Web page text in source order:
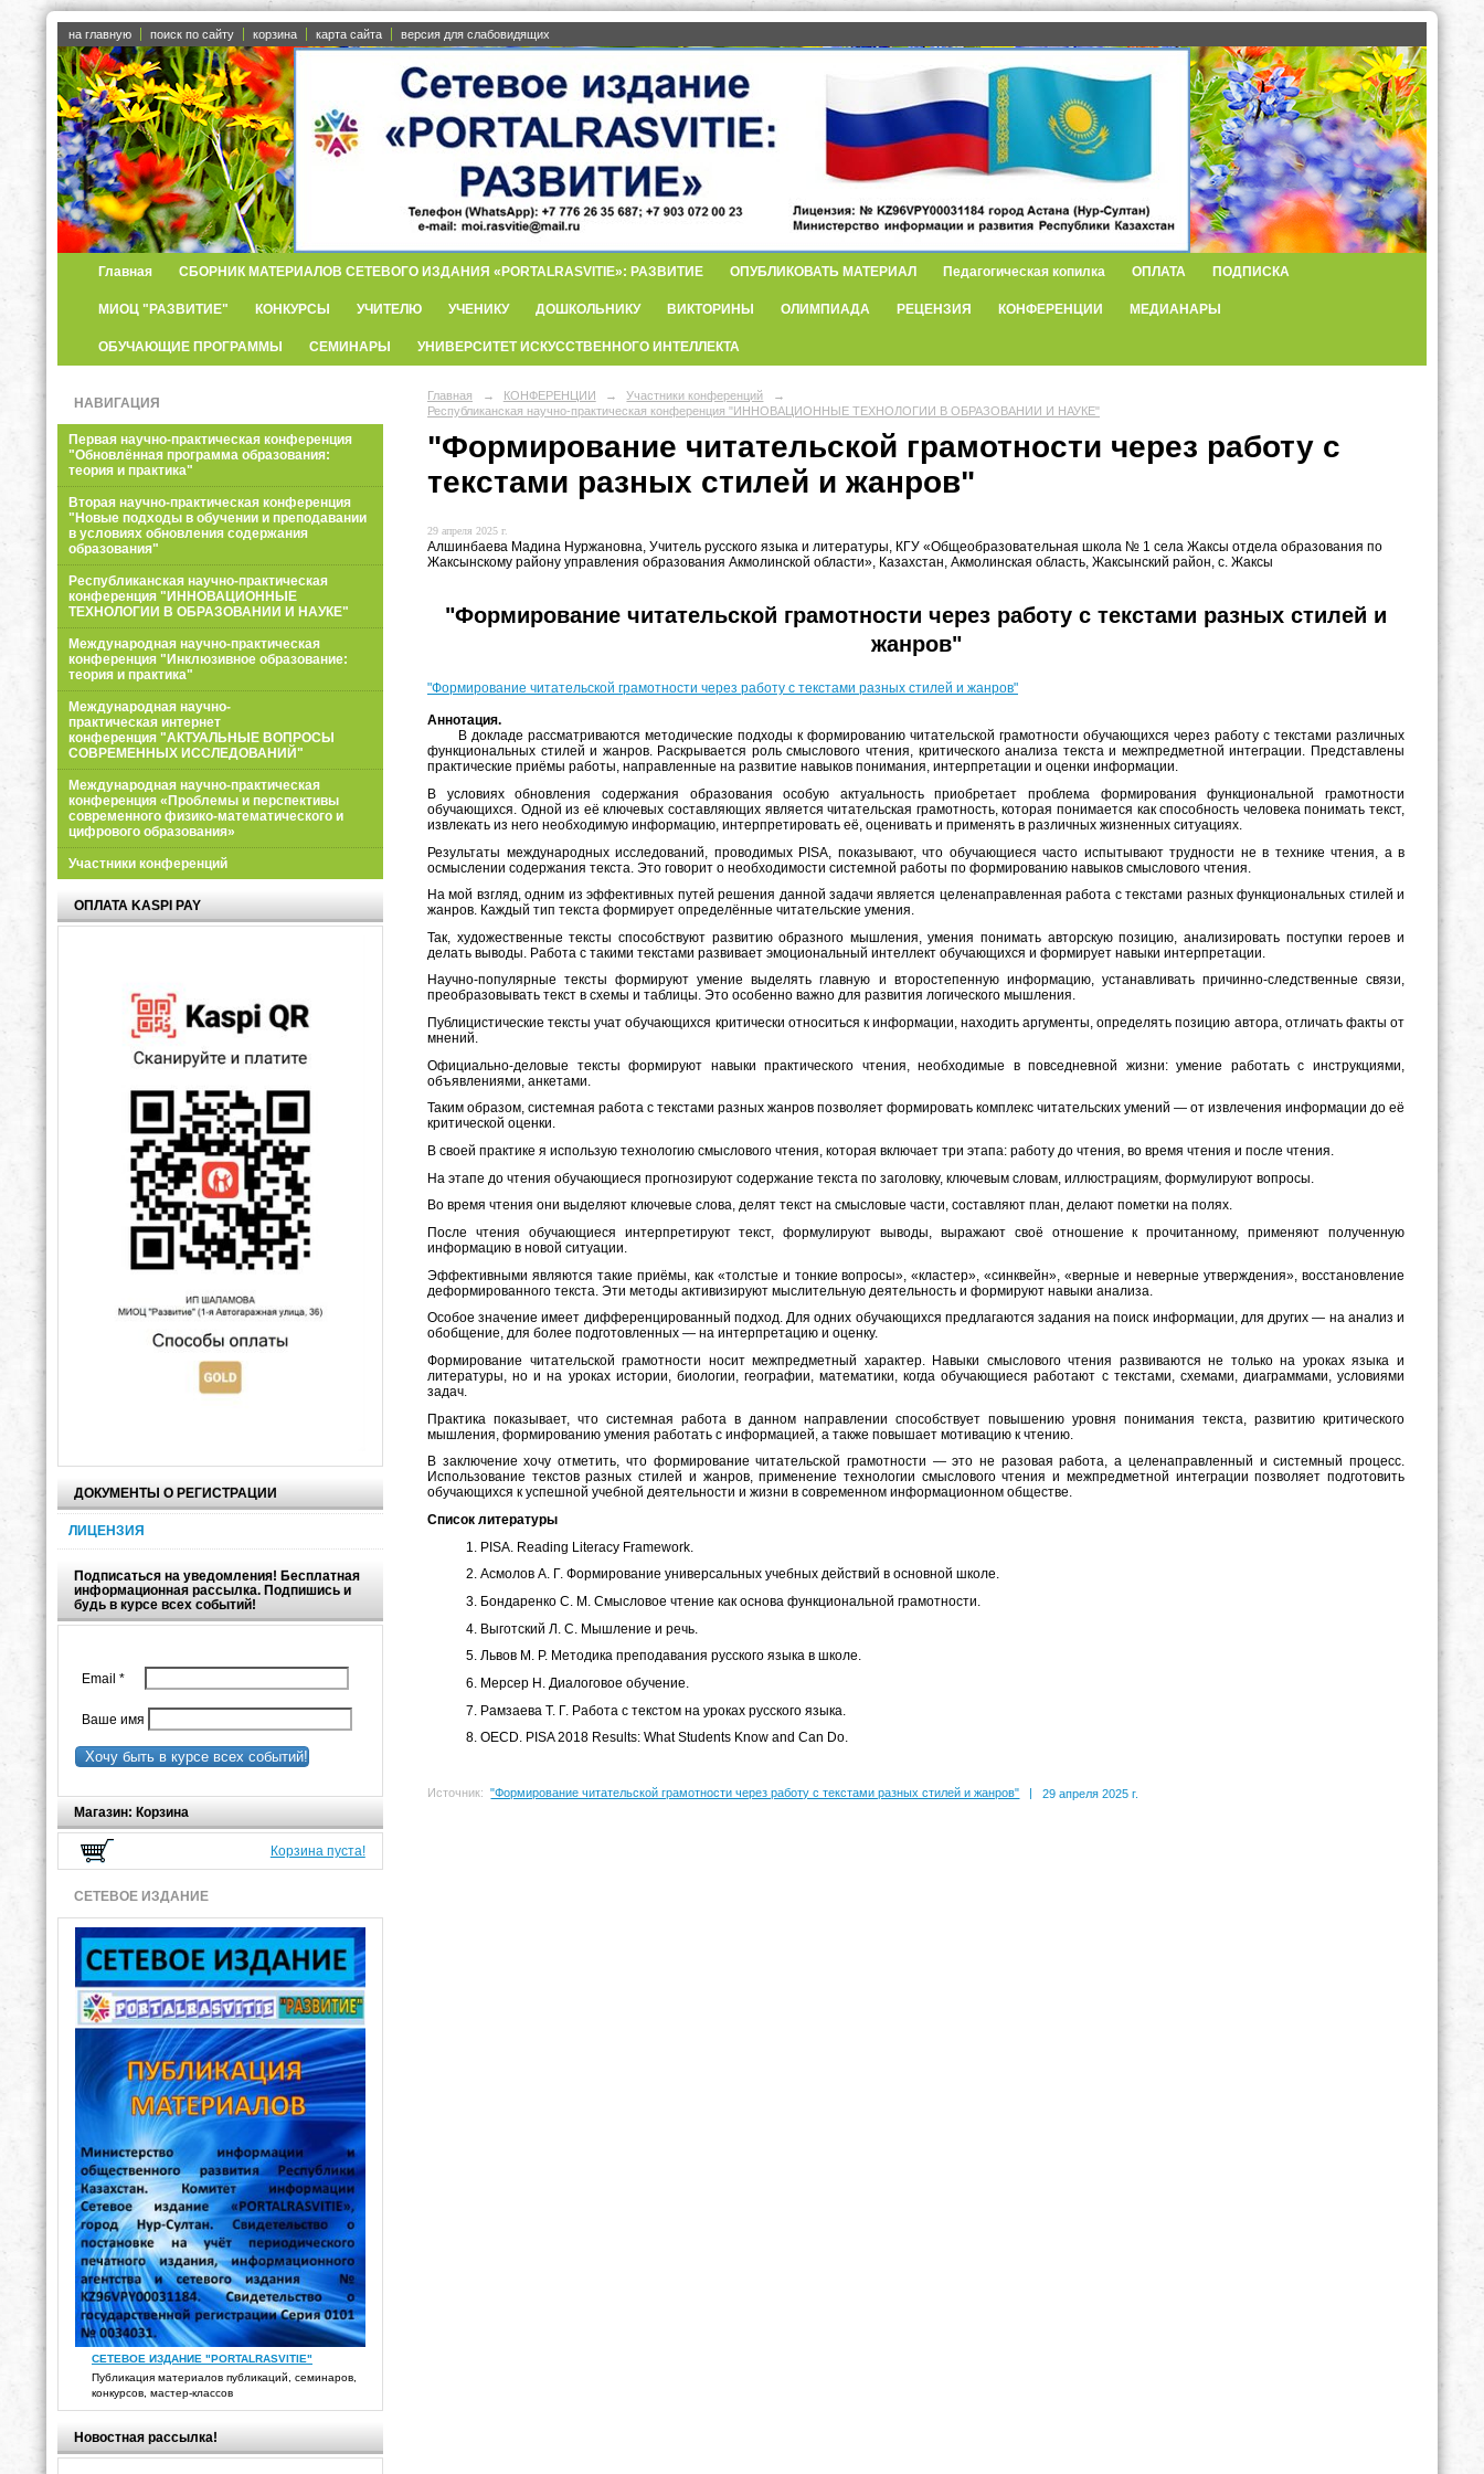
на главную поиск по сайту корзина карта сайта версия для слабовидящих
Главная СБОРНИК МАТЕРИАЛОВ СЕТЕВОГО ИЗДАНИЯ «PORTALRASVITIE»: РАЗВИТИЕ ОПУБЛИКОВАТЬ МАТЕРИАЛ Педагогическая копилка ОПЛАТА ПОДПИСКА
МИОЦ "РАЗВИТИЕ" КОНКУРСЫ УЧИТЕЛЮ УЧЕНИКУ ДОШКОЛЬНИКУ ВИКТОРИНЫ ОЛИМПИАДА РЕЦЕНЗИЯ КОНФЕРЕНЦИИ МЕДИАНАРЫ
ОБУЧАЮЩИЕ ПРОГРАММЫ СЕМИНАРЫ УНИВЕРСИТЕТ ИСКУССТВЕННОГО ИНТЕЛЛЕКТА
НАВИГАЦИЯ
Первая научно-практическая конференция
"Обновлённая программа образования:
теория и практика"
Вторая научно-практическая конференция
"Новые подходы в обучении и преподавании
в условиях обновления содержания
образования"
Республиканская научно-практическая
конференция "ИННОВАЦИОННЫЕ
ТЕХНОЛОГИИ В ОБРАЗОВАНИИ И НАУКЕ"
Международная научно-практическая
конференция "Инклюзивное образование:
теория и практика"
Международная научно-
практическая интернет
конференция "АКТУАЛЬНЫЕ ВОПРОСЫ
СОВРЕМЕННЫХ ИССЛЕДОВАНИЙ"
Международная научно-практическая
конференция «Проблемы и перспективы
современного физико-математического и
цифрового образования»
Участники конференций
ОПЛАТА KASPI PAY
ДОКУМЕНТЫ О РЕГИСТРАЦИИ
ЛИЦЕНЗИЯ
Подписаться на уведомления! Бесплатная
информационная рассылка. Подпишись и
будь в курсе всех событий!
Email *
Ваше имя
Хочу быть в курсе всех событий!
Магазин: Корзина
Корзина пуста!
СЕТЕВОЕ ИЗДАНИЕ
СЕТЕВОЕ ИЗДАНИЕ "PORTALRASVITIE"
Публикация материалов публикаций, семинаров,
конкурсов, мастер-классов
Новостная рассылка!
Главная → КОНФЕРЕНЦИИ → Участники конференций
→
Республиканская научно-практическая конференция "ИННОВАЦИОННЫЕ ТЕХНОЛОГИИ В ОБРАЗОВАНИИ И НАУКЕ"
"Формирование читательской грамотности через работу с
текстами разных стилей и жанров"
29 апреля 2025 г.
Алшинбаева Мадина Нуржановна, Учитель русского языка и литературы, КГУ «Общеобразовательная школа № 1 села Жаксы отдела образования по
Жаксынскому району управления образования Акмолинской области», Казахстан, Акмолинская область, Жаксынский район, с. Жаксы
"Формирование читательской грамотности через работу с текстами разных стилей и
жанров"
"Формирование читательской грамотности через работу с текстами разных стилей и жанров"
Аннотация.
В докладе рассматриваются методические подходы к формированию читательской грамотности обучающихся через работу с текстами различных
функциональных стилей и жанров. Раскрывается роль смыслового чтения, критического анализа текста и межпредметной интеграции. Представлены
практические приёмы работы, направленные на развитие навыков понимания, интерпретации и оценки информации.
В условиях обновления содержания образования особую актуальность приобретает проблема формирования функциональной грамотности
обучающихся. Одной из её ключевых составляющих является читательская грамотность, которая понимается как способность человека понимать текст,
извлекать из него необходимую информацию, интерпретировать её, оценивать и применять в различных жизненных ситуациях.
Результаты международных исследований, проводимых PISA, показывают, что обучающиеся часто испытывают трудности не в технике чтения, а в
осмыслении содержания текста. Это говорит о необходимости системной работы по формированию навыков смыслового чтения.
На мой взгляд, одним из эффективных путей решения данной задачи является целенаправленная работа с текстами разных функциональных стилей и
жанров. Каждый тип текста формирует определённые читательские умения.
Так, художественные тексты способствуют развитию образного мышления, умения понимать авторскую позицию, анализировать поступки героев и
делать выводы. Работа с такими текстами развивает эмоциональный интеллект обучающихся и формирует навыки интерпретации.
Научно-популярные тексты формируют умение выделять главную и второстепенную информацию, устанавливать причинно-следственные связи,
преобразовывать текст в схемы и таблицы. Это особенно важно для развития логического мышления.
Публицистические тексты учат обучающихся критически относиться к информации, находить аргументы, определять позицию автора, отличать факты от
мнений.
Официально-деловые тексты формируют навыки практического чтения, необходимые в повседневной жизни: умение работать с инструкциями,
объявлениями, анкетами.
Таким образом, системная работа с текстами разных жанров позволяет формировать комплекс читательских умений — от извлечения информации до её
критической оценки.
В своей практике я использую технологию смыслового чтения, которая включает три этапа: работу до чтения, во время чтения и после чтения.
На этапе до чтения обучающиеся прогнозируют содержание текста по заголовку, ключевым словам, иллюстрациям, формулируют вопросы.
Во время чтения они выделяют ключевые слова, делят текст на смысловые части, составляют план, делают пометки на полях.
После чтения обучающиеся интерпретируют текст, формулируют выводы, выражают своё отношение к прочитанному, применяют полученную
информацию в новой ситуации.
Эффективными являются такие приёмы, как «толстые и тонкие вопросы», «кластер», «синквейн», «верные и неверные утверждения», восстановление
деформированного текста. Эти методы активизируют мыслительную деятельность и формируют навыки анализа.
Особое значение имеет дифференцированный подход. Для одних обучающихся предлагаются задания на поиск информации, для других — на анализ и
обобщение, для более подготовленных — на интерпретацию и оценку.
Формирование читательской грамотности носит межпредметный характер. Навыки смыслового чтения развиваются не только на уроках языка и
литературы, но и на уроках истории, биологии, географии, математики, когда обучающиеся работают с текстами, схемами, диаграммами, условиями
задач.
Практика показывает, что системная работа в данном направлении способствует повышению уровня понимания текста, развитию критического
мышления, формированию умения работать с информацией, а также повышает мотивацию к чтению.
В заключение хочу отметить, что формирование читательской грамотности — это не разовая работа, а целенаправленный и системный процесс.
Использование текстов разных стилей и жанров, применение технологии смыслового чтения и межпредметной интеграции позволяет подготовить
обучающихся к успешной учебной деятельности и жизни в современном информационном обществе.
Список литературы
PISA. Reading Literacy Framework.
Асмолов А. Г. Формирование универсальных учебных действий в основной школе.
Бондаренко С. М. Смысловое чтение как основа функциональной грамотности.
Выготский Л. С. Мышление и речь.
Львов М. Р. Методика преподавания русского языка в школе.
Мерсер Н. Диалоговое обучение.
Рамзаева Т. Г. Работа с текстом на уроках русского языка.
OECD. PISA 2018 Results: What Students Know and Can Do.
Источник: "Формирование читательской грамотности через работу с текстами разных стилей и жанров" 29 апреля 2025 г.